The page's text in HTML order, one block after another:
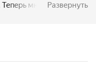
многое в жизни
Развернуть